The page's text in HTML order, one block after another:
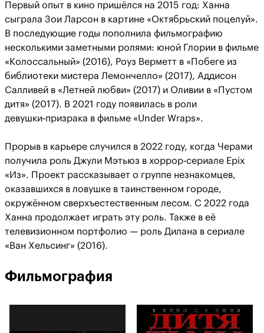
Первый опыт в кино пришёлся на 2015 год: Ханна
сыграла Зои Ларсон в картине «Октябрьский поцелуй».
В последующие годы пополнила фильмографию
несколькими заметными ролями: юной Глории в фильме
«Колоссальный» (2016), Роуз Верметт в «Побеге из
библиотеки мистера Лемончелло» (2017), Аддисон
Салливей в «Летней любви» (2017) и Оливии в «Пустом
дитя» (2017). В 2021 году появилась в роли
девушки‑призрака в фильме «Under Wraps».
Прорыв в карьере случился в 2022 году, когда Черами
получила роль Джули Мэтьюз в хоррор‑сериале Epix
«Из». Проект рассказывает о группе незнакомцев,
оказавшихся в ловушке в таинственном городе,
окружённом сверхъестественным лесом. С 2022 года
Ханна продолжает играть эту роль. Также в её
телевизионном портфолио — роль Дилана в сериале
«Ван Хельсинг» (2016).
Фильмография